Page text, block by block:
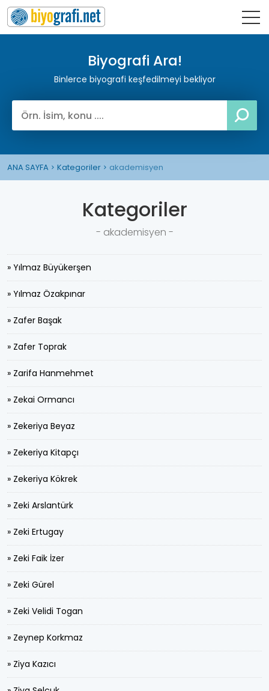
Biyografi Ara!
Binlerce biyografi keşfedilmeyi bekliyor
ANA SAYFA Kategoriler akademisyen
Kategoriler
- akademisyen -
» Yılmaz Büyükerşen
» Yılmaz Özakpınar
» Zafer Başak
» Zafer Toprak
» Zarifa Hanmehmet
» Zekai Ormancı
» Zekeriya Beyaz
» Zekeriya Kitapçı
» Zekeriya Kökrek
» Zeki Arslantürk
» Zeki Ertugay
» Zeki Faik İzer
» Zeki Gürel
» Zeki Velidi Togan
» Zeynep Korkmaz
» Ziya Kazıcı